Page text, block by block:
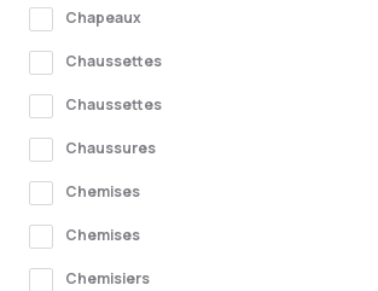
Chapeaux
Chaussettes
Chaussettes
Chaussures
Chemises
Chemises
Chemisiers